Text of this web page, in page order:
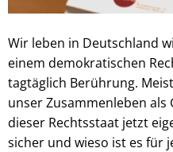
Wir leben in Deutschland
einem demokratischen
tagtäglich Berührung.
unser Zusammenleben als
dieser Rechtsstaat jetzt
sicher und wieso ist es für